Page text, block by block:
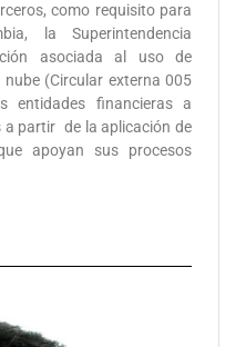
como requisito para
la Superintendencia
asociada al uso de
(Circular externa 005
entidades financieras a
a partir de la aplicación de
apoyan sus procesos